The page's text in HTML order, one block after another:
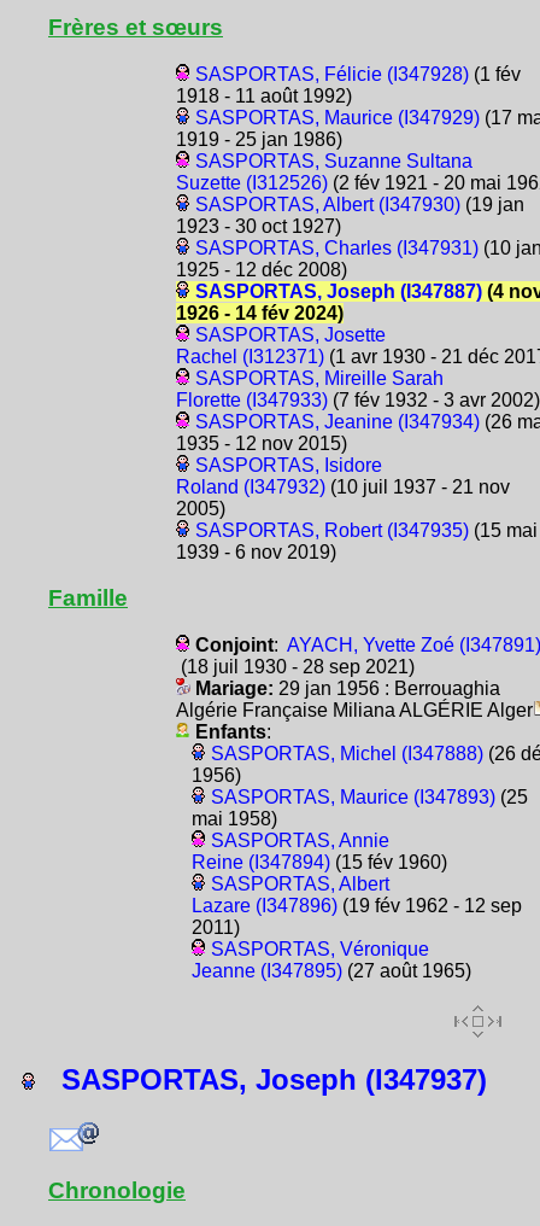
Frères et sœurs
SASPORTAS, Félicie (I347928)(1 fév
1918 - 11 août 1992)
SASPORTAS, Maurice (I347929)(17
1919 - 25 jan 1986)
SASPORTAS, Suzanne Sultana
Suzette (I312526)(2 fév 1921 - 20 mai
SASPORTAS, Albert (I347930)(19 jan
1923 - 30 oct 1927)
SASPORTAS, Charles (I347931)(10
1925 - 12 déc 2008)
SASPORTAS, Joseph (I347887)(4
1926 - 14 fév 2024)
SASPORTAS, Josette
Rachel (I312371)(1 avr 1930 - 21 déc
SASPORTAS, Mireille Sarah
Florette (I347933)(7 fév 1932 - 3 avr 2002)
SASPORTAS, Jeanine (I347934)(26
1935 - 12 nov 2015)
SASPORTAS, Isidore
Roland (I347932)(10 juil 1937 - 21 nov
2005)
SASPORTAS, Robert (I347935)(15 mai
1939 - 6 nov 2019)
Famille
Conjoint: AYACH, Yvette Zoé (I347891)
(18 juil 1930 - 28 sep 2021)
Mariage: 29 jan 1956 : Berrouaghia
Algérie Française Miliana ALGÉRIE Alger
Enfants:
SASPORTAS, Michel (I347888)(26
1956)
SASPORTAS, Maurice (I347893)(25
mai 1958)
SASPORTAS, Annie
Reine (I347894)(15 fév 1960)
SASPORTAS, Albert
Lazare (I347896)(19 fév 1962 - 12 sep
2011)
SASPORTAS, Véronique
Jeanne (I347895)(27 août 1965)
SASPORTAS, Joseph (I347937)
Chronologie